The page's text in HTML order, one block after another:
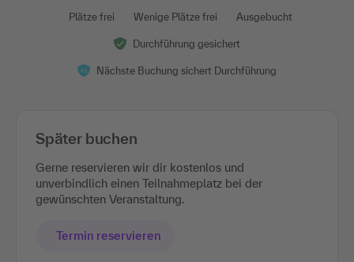
Plätze frei Wenige Plätze frei Ausgebucht
Durchführung gesichert
Nächste Buchung sichert Durchführung
Später buchen
Gerne reservieren wir dir kostenlos und
unverbindlich einen Teilnahmeplatz bei der
gewünschten Veranstaltung.
Termin reservieren